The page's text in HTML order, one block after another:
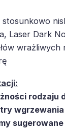
stosunkowo
Laser Dark
wrażliwych
rodzaju
wgrzewania